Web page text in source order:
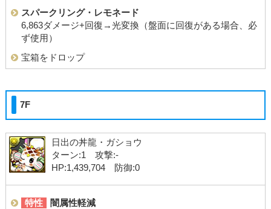
スパークリング・レモネード
6,863ダメージ+回復→光変換（盤面に回復がある場合、必
ず使用）
宝箱をドロップ
7F
日出の丼龍・ガショウ
ターン:1 攻撃:-
HP:1,439,704 防御:0
特性
闇属性軽減